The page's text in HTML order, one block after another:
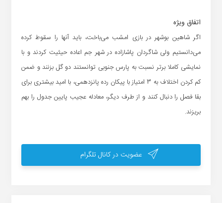
اتفاق ویژه
اگر شاهین بوشهر در بازی امشب می‌باخت، باید آنها را سقوط کرده
می‌دانستیم ولی شاگردان پاشازاده در شهر جم اعاده حیثیت کردند و با
نمایشی کاملا برتر نسبت به پارس جنوبی توانستند دو گل بزنند و ضمن
کم کردن اختلاف به 3 امتیاز با پیکان رده پانزدهمی، با امید بیشتری برای
بقا فصل را دنبال کنند و از طرف دیگر، معادله عجیب پایین جدول را بهم
بریزند.
عضویت در کانال تلگرام